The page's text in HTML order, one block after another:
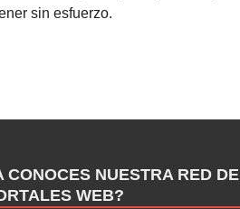
sin esfuerzo.
CONOCES NUESTRA RED DE
WEB?